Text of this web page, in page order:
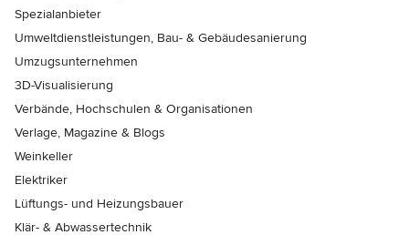
Spezialanbieter
Umweltdienstleistungen, Bau- & Gebäudesanierung
Umzugsunternehmen
3D-Visualisierung
Verbände, Hochschulen & Organisationen
Verlage, Magazine & Blogs
Weinkeller
Elektriker
Lüftungs- und Heizungsbauer
Klär- & Abwassertechnik